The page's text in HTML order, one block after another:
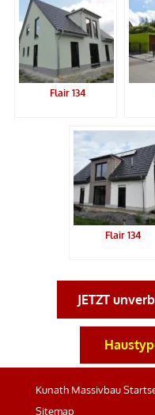
Flair 134
Flair 134
JETZT
Kunath Massivbau
Sitemap